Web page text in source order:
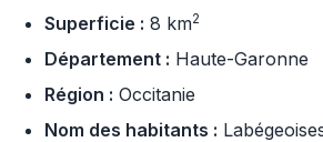
Superficie : 8 km2
Département : Haute-Garonne
Région : Occitanie
Nom des habitants :